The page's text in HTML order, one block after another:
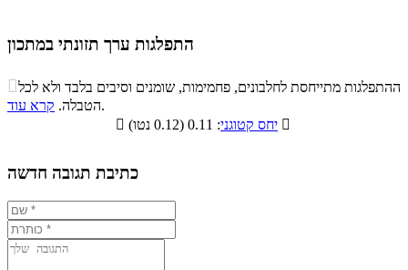
התפלגות ערך תזונתי במתכון
התפלגות ערך תזונתי במתכון
סיבים
תזונתיים
שומנים חלבונים
10.4% 73.8%
ההתפלגות מתייחסת לחלבונים, פחמימות, שומנים וסיבים בלבד ולא לכל
הטבלה. קרא עוד
.

יחס קטוגני 
כתיבת תגובה חדשה